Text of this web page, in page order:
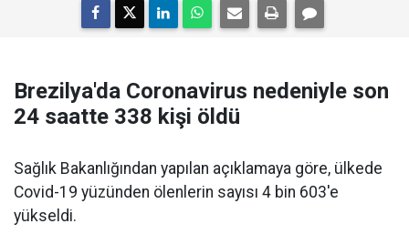
Brezilya'da Coronavirus nedeniyle son
24 saatte 338 kişi öldü
Sağlık Bakanlığından yapılan açıklamaya göre, ülkede
Covid-19 yüzünden ölenlerin sayısı 4 bin 603'e
yükseldi.